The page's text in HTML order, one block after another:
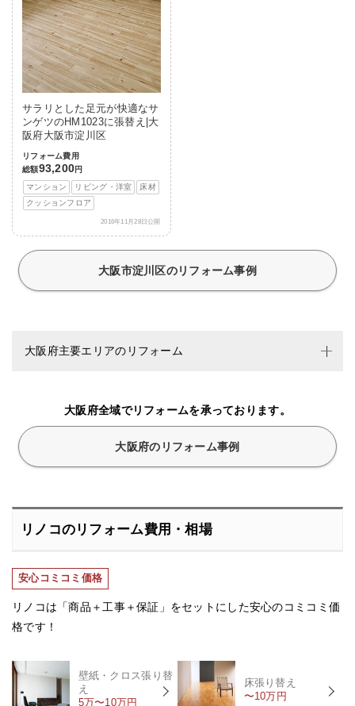
サラリとした足元が快適なサ
ンゲツのHM1023に張替え|大
阪府大阪市淀川区
リフォーム費用
総額93,200円
マンション
リビング・洋室
床材
クッションフロア
2016年11月28日公開
大阪市淀川区のリフォーム事例
大阪府主要エリアのリフォーム
大阪府全域でリフォームを承っております。
大阪府のリフォーム事例
リノコのリフォーム費用・相場
安心コミコミ価格
リノコは「商品＋工事＋保証」をセットにした安心のコミコミ価
格です！
壁紙・クロス張り替
え
5万〜10万円
床張り替え
〜10万円